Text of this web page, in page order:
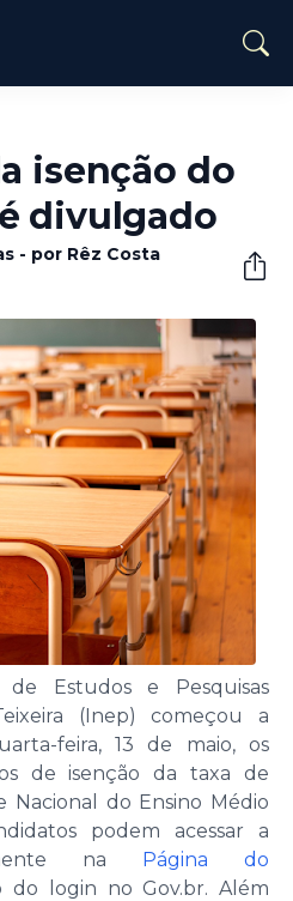
isenção do
divulgado
- por Rêz Costa
Estudos e Pesquisas
(Inep) começou a
feira, 13 de maio, os
de isenção da taxa de
Nacional do Ensino Médio
podem acessar a
na Página do
do login no Gov.br. Além